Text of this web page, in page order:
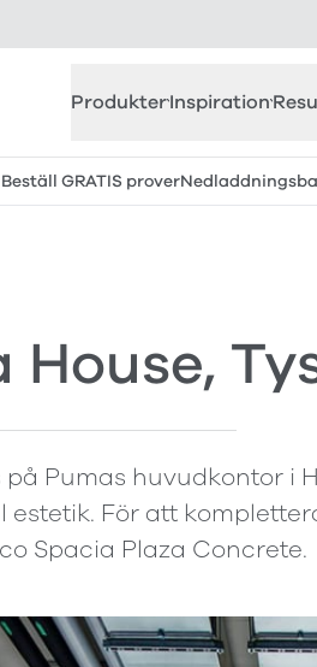
ProdukterInspiration
Beställ GRATIS prover
Pumas huvudkontor i
För att
Spacia Plaza Concrete.